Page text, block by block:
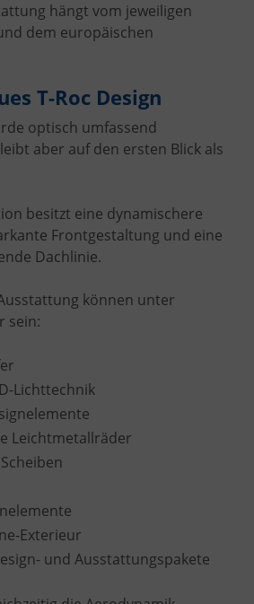
hängt vom jeweiligen
dem europäischen
T-Roc Design
optisch umfassend
aber auf den ersten Blick als
besitzt eine dynamischere
Frontgestaltung und eine
Dachlinie.
können unter
sein:
Lichttechnik
Leichtmetallräder
Exterieur
und Ausstattungspakete